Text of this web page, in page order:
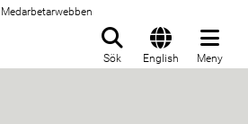
Medarbetarwebben
Sök English Meny